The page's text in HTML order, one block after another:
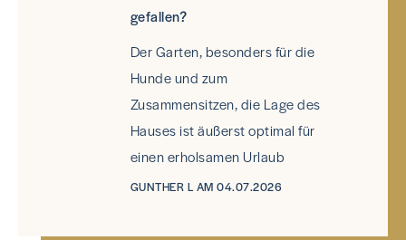
gefallen?
Der Garten, besonders für die
Hunde und zum
Zusammensitzen, die Lage des
Hauses ist äußerst optimal für
einen erholsamen Urlaub
GUNTHER L AM 04.07.2026